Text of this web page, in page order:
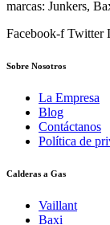
marcas: Junkers,
Facebook-f Twitter
Sobre Nosotros
La Empresa
Blog
Contáctanos
Política de
Calderas a Gas
Vaillant
Baxi